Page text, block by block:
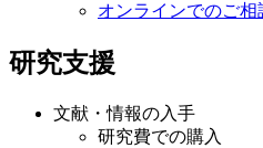
オンラインでのご相
研究支援
文献・情報の入手
研究費での購入